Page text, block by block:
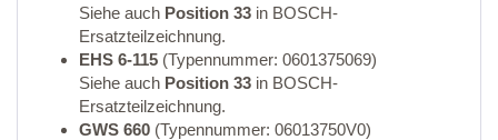
Siehe auch Position 33 in BOSCH-
Ersatzteilzeichnung.
EHS 6-115 (Typennummer: 0601375069)
Siehe auch Position 33 in BOSCH-
Ersatzteilzeichnung.
GWS 660 (Typennummer: 06013750V0)